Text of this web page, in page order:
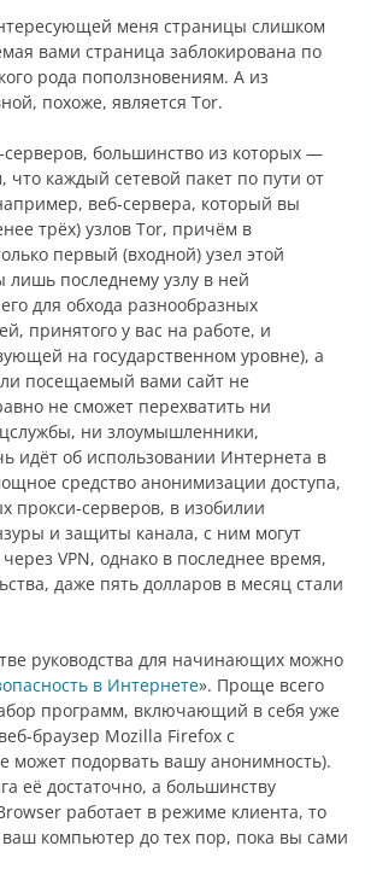
меня страницы слишком
вами страница заблокирована по
рода поползновениям. А из
похоже, является Tor.
большинство из которых —
каждый сетевой пакет по пути от
веб-сервера, который вы
трёх) узлов Tor, причём в
первый (входной) узел этой
лишь последнему узлу в ней
для обхода разнообразных
принятого у вас на работе, и
на государственном уровне), а
посещаемый вами сайт не
не сможет перехватить ни
ни злоумышленники,
идёт об использовании Интернета в
средство анонимизации доступа,
прокси-серверов, в изобилии
и защиты канала, с ним могут
VPN, однако в последнее время,
даже пять долларов в месяц стали
руководства для начинающих можно
в Интернете». Проще всего
программ, включающий в себя уже
браузер Mozilla Firefox с
может подорвать вашу анонимность).
её достаточно, а большинству
работает в режиме клиента, то
ваш компьютер до тех пор, пока вы сами